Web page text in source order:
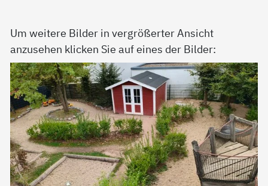
Um weitere Bilder in vergrößerter Ansicht
anzusehen klicken Sie auf eines der Bilder: